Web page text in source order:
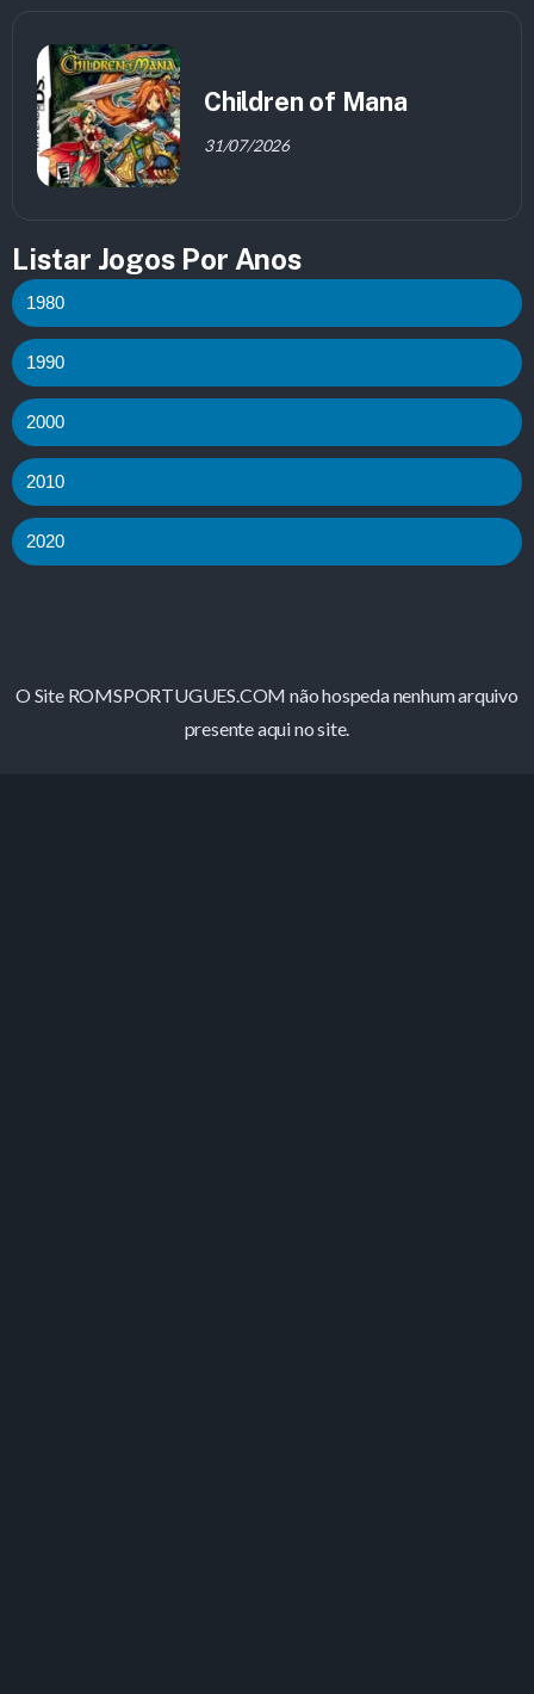
Children of Mana
31/07/2026
Listar Jogos Por Anos
1980
1990
2000
2010
2020
O Site ROMSPORTUGUES.COM não hospeda nenhum arquivo
presente aqui no site.